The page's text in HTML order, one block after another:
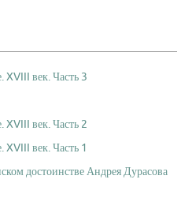
XVIII век. Часть 3
XVIII век. Часть 2
XVIII век. Часть 1
достоинстве Андрея Дурасова